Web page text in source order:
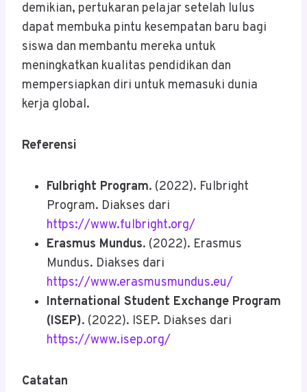
demikian, pertukaran pelajar setelah lulus
dapat membuka pintu kesempatan baru bagi
siswa dan membantu mereka untuk
meningkatkan kualitas pendidikan dan
mempersiapkan diri untuk memasuki dunia
kerja global.
Referensi
Fulbright Program. (2022). Fulbright
Program. Diakses dari
https://www.fulbright.org/
Erasmus Mundus. (2022). Erasmus
Mundus. Diakses dari
https://www.erasmusmundus.eu/
International Student Exchange Program
(ISEP). (2022). ISEP. Diakses dari
https://www.isep.org/
Catatan